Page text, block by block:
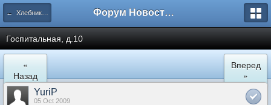
← Хлебниково Форум Новостройки
Госпитальная, д.10
«
Назад
Вперед
»
YuriP
05 Oct 2009